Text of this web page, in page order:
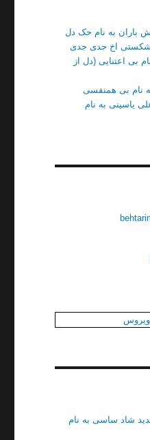
باران به نام حک دل
شکستی اخ جدی جدی
بی اعتنایی (دل از
نام بی همنفسی
یاسینی به نام
ویروس
شاد ساسی به نام